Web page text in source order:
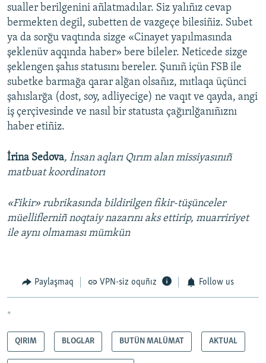
sualler berilgenini añlatmadılar. Siz yalıñız cevap
bermekten degil, subetten de vazgeçe bilesiñiz. Subet
ya da sorğu vaqtında sizge «Cinayet yapılmasında
şeklenüv aqqında haber» bere bileler. Neticede sizge
şeklengen şahıs statusını bereler. Şunıñ içün FSB ile
subetke barmağa qarar alğan olsañız, mıtlaqa üçünci
şahıslarğa (dost, soy, adliyecige) ne vaqıt ve qayda, angi
iş çerçivesinde ve nasıl bir statusta çağırılğanıñıznı
haber etiñiz.
İrina Sedova, İnsan aqları Qırım alan missiyasınıñ
matbuat koordinatorı
«Fikir» rubrikasında bildirilgen fikir-tüşünceler
müelliflerniñ noqtaiy nazarını aks ettirip, muarririyet
ile aynı olmaması mümkün
Paylaşmaq VPN-siz oquñız Follow us
*
QIRIM BLOGLAR BUTÜN MALÜMAT AKTUAL